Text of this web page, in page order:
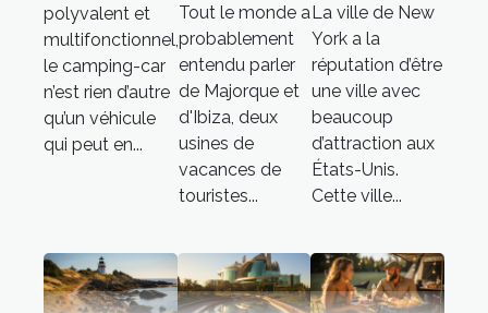
polyvalent et
multifonctionnel,
le camping-car
n’est rien d’autre
qu’un véhicule
qui peut en...
Tout le monde a
probablement
entendu parler
de Majorque et
d'Ibiza, deux
usines de
vacances de
touristes...
La ville de New
York a la
réputation d’être
une ville avec
beaucoup
d’attraction aux
États-Unis.
Cette ville...